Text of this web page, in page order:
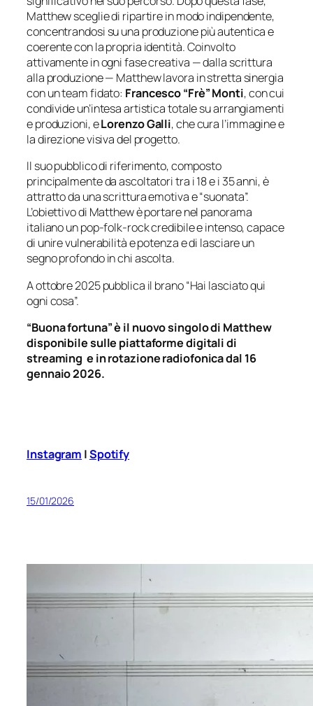
Matthew sceglie di ripartire in modo indipendente,
concentrandosi su una produzione più autentica e
coerente con la propria identità. Coinvolto
attivamente in ogni fase creativa — dalla scrittura
alla produzione — Matthew lavora in stretta sinergia
con un team fidato: Francesco “Frè” Monti, con cui
condivide un’intesa artistica totale su arrangiamenti
e produzioni, eLorenzo Galli, che cura l’immagine e
la direzione visiva del progetto.
Il suo pubblico di riferimento, composto
principalmente da ascoltatori tra i 18 e i 35 anni, è
attratto da una scrittura emotiva e “suonata”.
L’obiettivo di Matthew è portare nel panorama
italiano un pop-folk-rock credibile e intenso, capace
di unire vulnerabilità e potenza e di lasciare un
segno profondo in chi ascolta.
A ottobre 2025 pubblica il brano “Hai lasciato qui
ogni cosa”.
“Buona fortuna” è il nuovo singolo di Matthew
disponibile sulle piattaforme digitali di
streaming e in rotazione radiofonica dal 16
gennaio 2026.
Instagram |Spotify
15/01/2026